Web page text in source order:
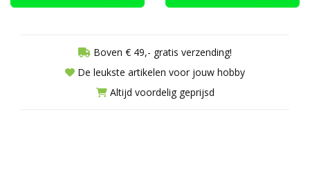
Boven € 49,- gratis verzending!
De leukste artikelen voor jouw hobby
Altijd voordelig geprijsd